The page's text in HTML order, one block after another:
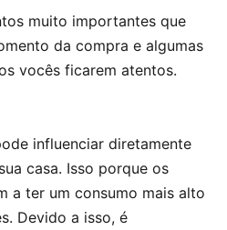
muito importantes que
da compra e algumas
vocês ficarem atentos.
influenciar diretamente
casa. Isso porque os
a ter um consumo mais alto
Devido a isso, é